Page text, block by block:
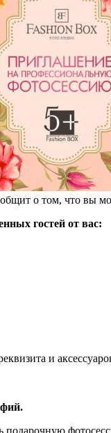
о том, что вы
гостей от вас:
и